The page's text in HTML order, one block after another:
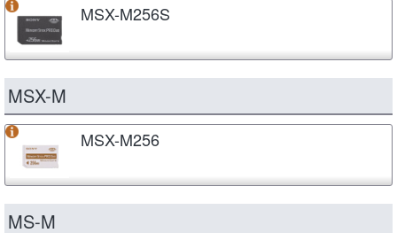
MSX-M256S
MSX-M
MSX-M256
MS-M